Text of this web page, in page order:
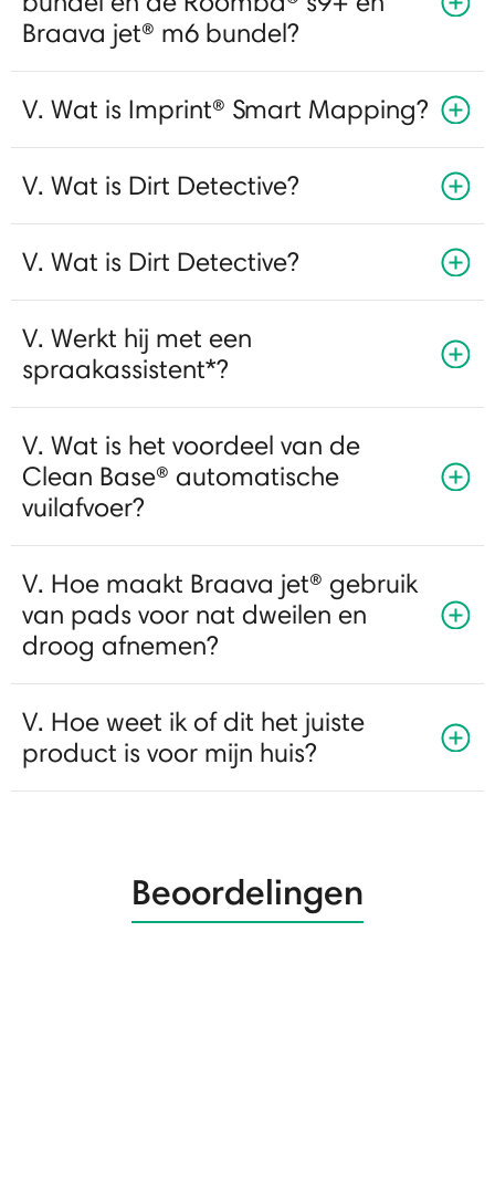
Braava jet® m6 bundel?
V. Wat is Imprint® Smart Mapping?
V. Wat is Dirt Detective?
V. Wat is Dirt Detective?
V. Werkt hij met een
spraakassistent*?
V. Wat is het voordeel van de
Clean Base® automatische
vuilafvoer?
V. Hoe maakt Braava jet® gebruik
van pads voor nat dweilen en
droog afnemen?
V. Hoe weet ik of dit het juiste
product is voor mijn huis?
Beoordelingen